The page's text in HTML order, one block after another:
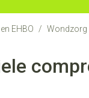
EHBO / Wondzorg